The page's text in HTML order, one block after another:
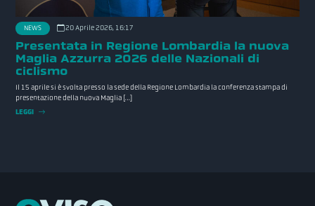
NEWS 20 Aprile 2026, 16:17
Presentata in Regione Lombardia la nuova
Maglia Azzurra 2026 delle Nazionali di
ciclismo
Il 15 aprile si è svolta presso la sede della Regione Lombardia la conferenza stampa di
presentazione della nuova Maglia […]
LEGGI